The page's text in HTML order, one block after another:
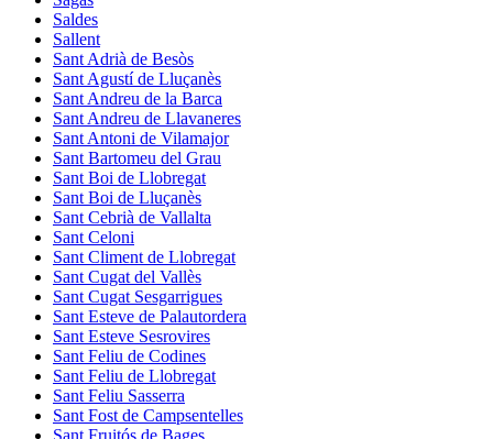
Saldes
Sallent
Sant Adrià de Besòs
Sant Agustí de Lluçanès
Sant Andreu de la Barca
Sant Andreu de Llavaneres
Sant Antoni de Vilamajor
Sant Bartomeu del Grau
Sant Boi de Llobregat
Sant Boi de Lluçanès
Sant Cebrià de Vallalta
Sant Celoni
Sant Climent de Llobregat
Sant Cugat del Vallès
Sant Cugat Sesgarrigues
Sant Esteve de Palautordera
Sant Esteve Sesrovires
Sant Feliu de Codines
Sant Feliu de Llobregat
Sant Feliu Sasserra
Sant Fost de Campsentelles
Sant Fruitós de Bages